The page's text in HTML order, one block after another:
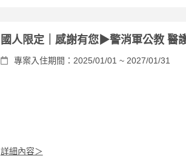
國人限定｜感謝有您▶︎警消軍公教 醫
專案入住期間：2025/01/01 ~ 2027/01/31
詳細內容＞